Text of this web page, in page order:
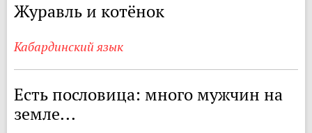
Журавль и котёнок
Кабардинский язык
Есть пословица: много мужчин на
земле...